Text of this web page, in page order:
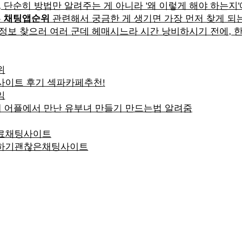
단순히 방법만 알려주는 게 아니라 '왜 이렇게 해야 하는
채팅앱순위 관련해서 궁금한 게 생기면 가장 먼저 찾게 되
보 찾으러 여러 군데 헤매시느라 시간 낭비하시기 전에,
이트 후기 섹파카페추천!
어플에서 만난 유부녀 만들기 만드는법 알려줌
채팅사이트
기괜찮은채팅사이트